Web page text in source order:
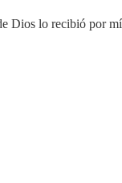
Dios lo recibió por